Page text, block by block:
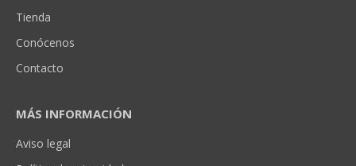
Tienda
Conócenos
Contacto
MÁS INFORMACIÓN
Aviso legal